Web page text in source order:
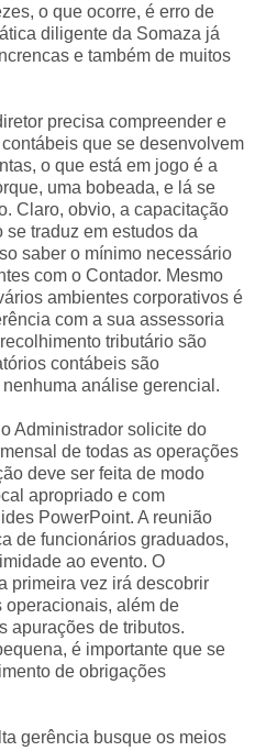
o que ocorre, é erro de
diligente da Somaza já
e também de muitos
precisa compreender e
que se desenvolvem
o que está em jogo é a
uma bobeada, e lá se
Claro, obvio, a capacitação
traduz em estudos da
saber o mínimo necessário
com o Contador. Mesmo
ambientes corporativos é
com a sua assessoria
tributário são
contábeis são
análise gerencial.
Administrador solicite do
de todas as operações
deve ser feita de modo
apropriado e com
PowerPoint. A reunião
de funcionários graduados,
ao evento. O
primeira vez irá descobrir
operacionais, além de
apurações de tributos.
é importante que se
de obrigações
gerência busque os meios